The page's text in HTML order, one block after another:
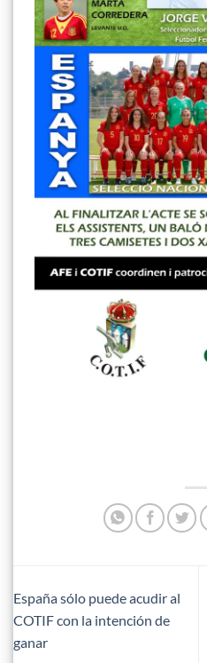
España sólo puede acudir al
COTIF con la intención de
ganar